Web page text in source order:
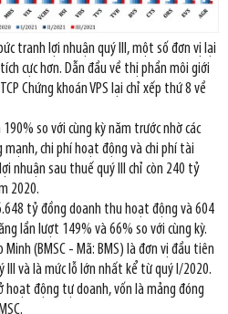
tranh lợi nhuận quý III, một số đơn vị lại
cực hơn. Dẫn đầu về thị phần môi giới
Chứng khoán VPS lại chỉ xếp thứ 8 về
so với cùng kỳ năm trước nhờ các
chi phí hoạt động và chi phí tài
nhuận sau thuế quý III chỉ còn 240 tỷ
2020.
tỷ đồng doanh thu hoạt động và 604
lần lượt 149% và 66% so với cùng kỳ.
Minh (BMSC - Mã: BMS) là đơn vị đầu tiên
và là mức lỗ lớn nhất kể từ quý I/2020.
hoạt động tự doanh, vốn là mảng đóng